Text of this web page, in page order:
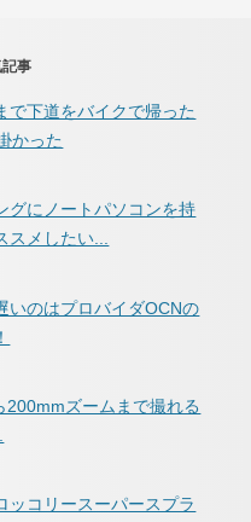
事
で下道をバイクで帰った
かった
グにノートパソコンを持
スメしたい...
いのはプロバイダOCNの
200mmズームまで撮れる
ッコリースーパースプラ